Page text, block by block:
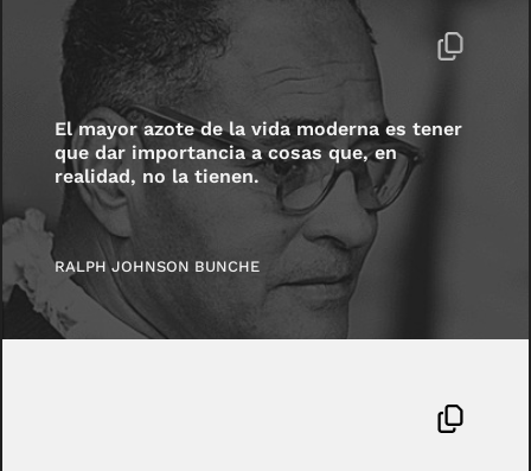
El mayor azote de la vida moderna es tener
que dar importancia a cosas que, en
realidad, no la tienen.
RALPH JOHNSON BUNCHE